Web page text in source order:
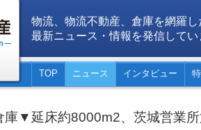
物流、物流不動産、倉庫を網羅し
最新ニュース・情報を発信してい
TOP ニュース インタビュー
庫▼延床約8000m2、茨城営業